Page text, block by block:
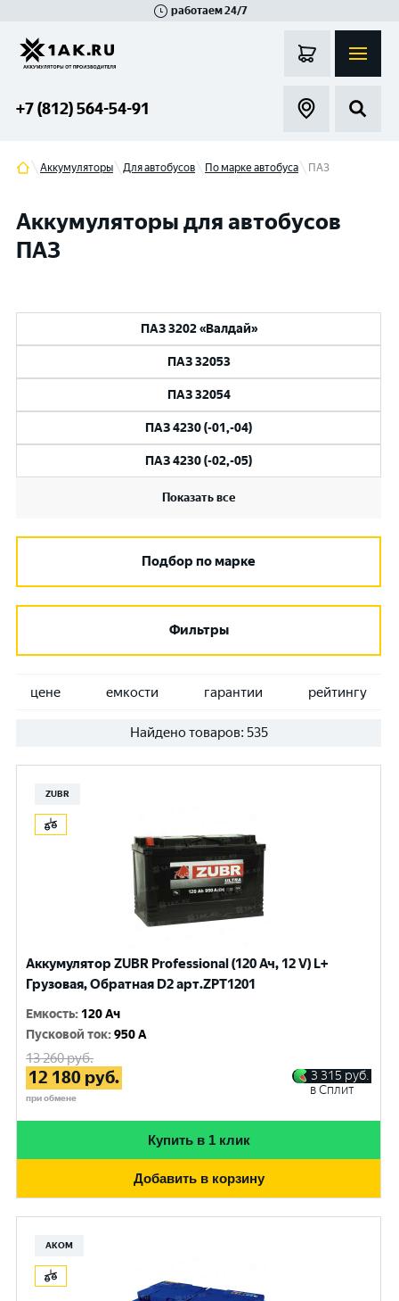
работаем 24/7
+7 (812) 564-54-91
Аккумуляторы Для автобусов По марке автобуса ПАЗ
Аккумуляторы для автобусов
ПАЗ
ПАЗ 3202 «Валдай»
ПАЗ 32053
ПАЗ 32054
ПАЗ 4230 (-01,-04)
ПАЗ 4230 (-02,-05)
Показать все
Подбор по марке
Фильтры
цене емкости гарантии рейтингу
Найдено товаров: 535
ZUBR
Аккумулятор ZUBR Professional (120 Ач, 12 V) L+
Грузовая, Обратная D2 арт.ZPT1201
Емкость: 120 Ач
Пусковой ток:950 A
13 260руб.
12 180 руб.
при обмене
3 315 руб.
в Сплит
Купить в 1 клик
Добавить в корзину
АКОМ
Гатчина